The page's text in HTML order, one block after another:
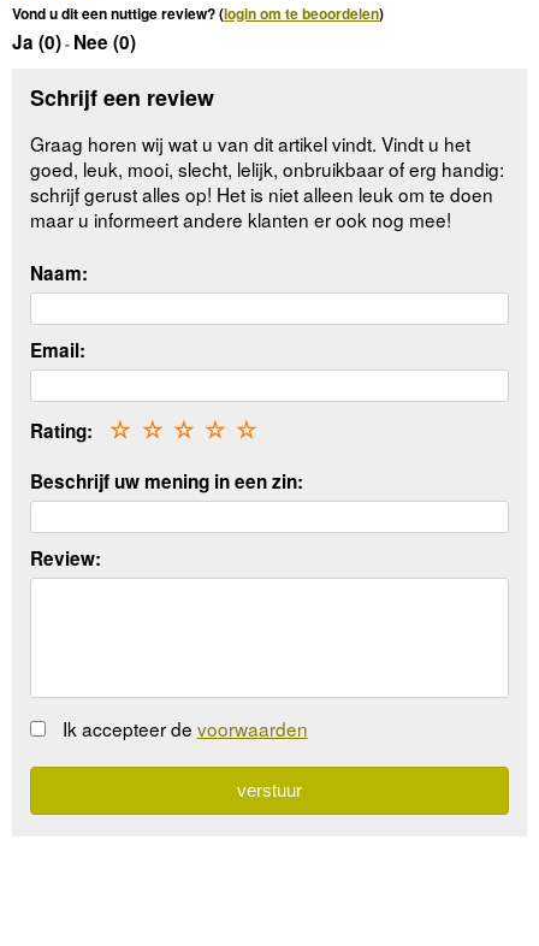
Vond u dit een nuttige review? (login om te beoordelen)
Ja (0)- Nee (0)
Schrijf een review
Graag horen wij wat u van dit artikel vindt. Vindt u het
goed, leuk, mooi, slecht, lelijk, onbruikbaar of erg handig:
schrijf gerust alles op! Het is niet alleen leuk om te doen
maar u informeert andere klanten er ook nog mee!
Naam:
Email:
Rating: ☆
☆
☆
☆
☆
Beschrijf uw mening in een zin:
Review:
Ik accepteer de voorwaarden